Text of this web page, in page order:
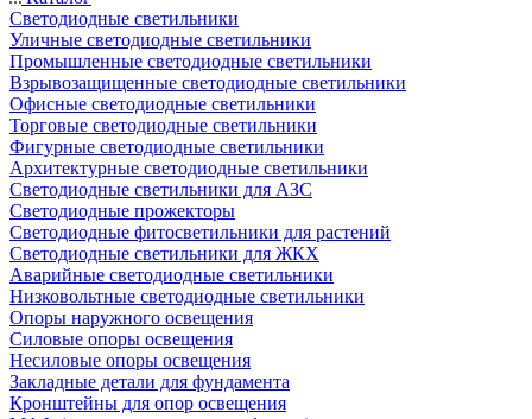
Светодиодные светильники
Уличные светодиодные светильники
Промышленные светодиодные светильники
Взрывозащищенные светодиодные светильники
Офисные светодиодные светильники
Торговые светодиодные светильники
Фигурные светодиодные светильники
Архитектурные светодиодные светильники
Светодиодные светильники для АЗС
Светодиодные прожекторы
Светодиодные фитосветильники для растений
Светодиодные светильники для ЖКХ
Аварийные светодиодные светильники
Низковольтные светодиодные светильники
Опоры наружного освещения
Силовые опоры освещения
Несиловые опоры освещения
Закладные детали для фундамента
Кронштейны для опор освещения